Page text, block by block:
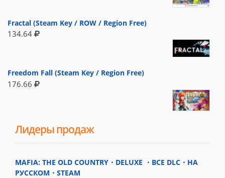
Fractal (Steam Key / ROW / Region Free)
134.64
Freedom Fall (Steam Key / Region Free)
176.66
Лидеры продаж
MAFIA: THE OLD COUNTRY・DELUXE ・ВСЕ DLC・НА
РУССКОМ・STEAM